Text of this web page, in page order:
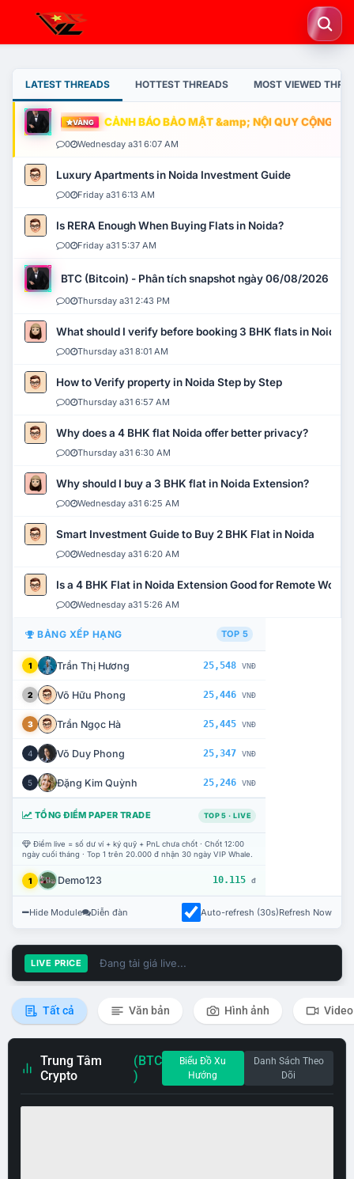
LATEST THREADS HOTTEST THREADS MOST VIEWED
VÀNG CẢNH BÁO BẢO MẬT &amp; NỘI QUY CỘNG
0 Wednesday a31 6:07 AM
Luxury Apartments in Noida Investment Guide
0 Friday a31 6:13 AM
Is RERA Enough When Buying Flats in Noida?
0 Friday a31 5:37 AM
BTC (Bitcoin) - Phân tích snapshot ngày 06/08/2026
0 Thursday a31 2:43 PM
What should I verify before booking 3 BHK flats in Noida?
0 Thursday a31 8:01 AM
How to Verify property in Noida Step by Step
0 Thursday a31 6:57 AM
Why does a 4 BHK flat Noida offer better privacy?
0 Thursday a31 6:30 AM
Why should I buy a 3 BHK flat in Noida Extension?
0 Wednesday a31 6:25 AM
Smart Investment Guide to Buy 2 BHK Flat in Noida
0 Wednesday a31 6:20 AM
Is a 4 BHK Flat in Noida Extension Good for Remote Work?
0 Wednesday a31 5:26 AM
BẢNG XẾP HẠNG TOP 5
1 Trần Thị Hương 25,548 VNĐ
2 Võ Hữu Phong 25,446 VNĐ
3 Trần Ngọc Hà 25,445 VNĐ
4 Võ Duy Phong 25,347 VNĐ
5 Đặng Kim Quỳnh 25,246 VNĐ
TỔNG ĐIỂM PAPER TRADE TOP 5 · LIVE
Điểm live = số dư ví + ký quỹ + PnL chưa chốt · Chốt 12:00
ngày cuối tháng · Top 1 trên 20.000 đ nhận 30 ngày VIP Whale.
1 Demo123 10.115 đ
Hide Module Diễn đàn Auto-refresh (30s)Refresh Now
LIVE PRICE Đang tải giá live...
Tất cả Văn bản Hình ảnh Video
Trung Tâm
Crypto
(BTC
)
Biểu Đồ Xu
Hướng
Danh Sách Theo
Dõi